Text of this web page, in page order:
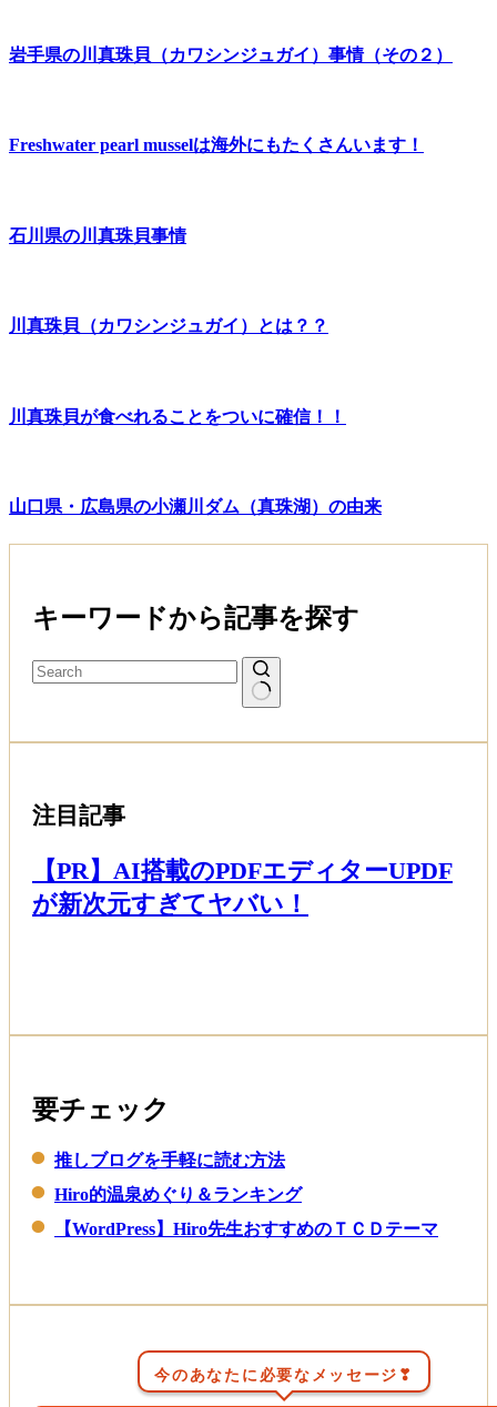
岩手県の川真珠貝（カワシンジュガイ）事情（その２）
Freshwater pearl musselは海外にもたくさんいます！
石川県の川真珠貝事情
川真珠貝（カワシンジュガイ）とは？？
川真珠貝が食べれることをついに確信！！
山口県・広島県の小瀬川ダム（真珠湖）の由来
キーワードから記事を探す
注目記事
【PR】AI搭載のPDFエディターUPDF
が新次元すぎてヤバい！
要チェック
推しブログを手軽に読む方法
Hiro的温泉めぐり＆ランキング
【WordPress】Hiro先生おすすめのＴＣＤテーマ
今のあなたに必要なメッセージ❣